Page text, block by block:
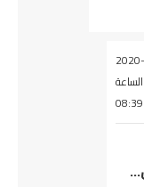
06 الساعة
08:39